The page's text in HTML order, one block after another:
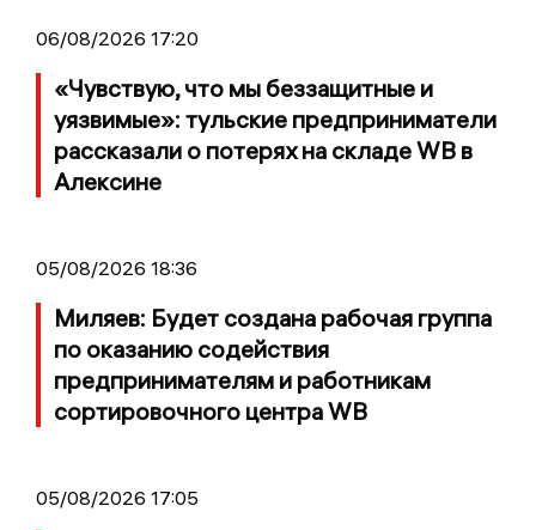
06/08/2026 17:20
«Чувствую, что мы беззащитные и
уязвимые»: тульские предприниматели
рассказали о потерях на складе WB в
Алексине
05/08/2026 18:36
Миляев: Будет создана рабочая группа
по оказанию содействия
предпринимателям и работникам
сортировочного центра WB
05/08/2026 17:05